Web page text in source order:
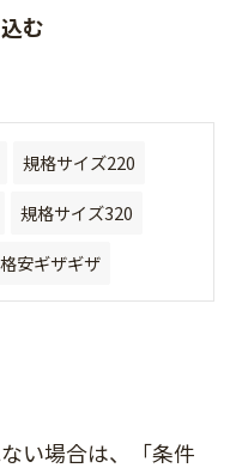
む
規格サイズ220
規格サイズ320
格安ギザギザ
い場合は、「条件